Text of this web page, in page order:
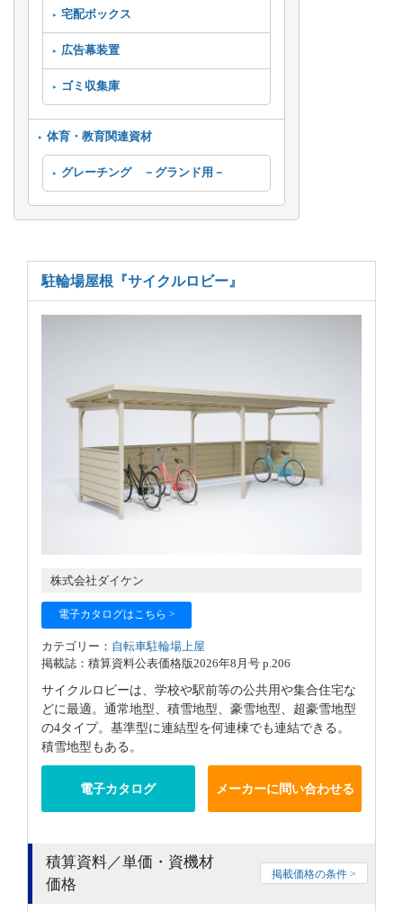
宅配ボックス
広告幕装置
ゴミ収集庫
体育・教育関連資材
グレーチング －グランド用－
駐輪場屋根 『サイクルロビー』
株式会社ダイケン
電子カタログはこちら >
カテゴリー： 自転車駐輪場上屋
掲載誌：積算資料公表価格版2026年8月号 p.206
サイクルロビーは、学校や駅前等の公共用や集合住宅な
どに最適。通常地型、積雪地型、豪雪地型、超豪雪地型
の4タイプ。基準型に連結型を何連棟でも連結できる。
積雪地型もある。
電子カタログ メーカーに問い合わせる
積算資料／単価・資機材
価格
掲載価格の条件 >